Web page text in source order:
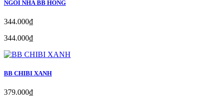
NGÔI NHÀ BB HỒNG
344.000₫
344.000₫
BB CHIBI XANH
379.000₫